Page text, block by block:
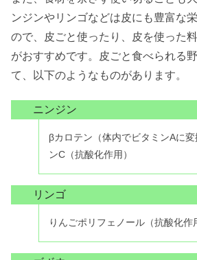
ンジンやリンゴなどは皮にも豊富な
ので、皮ごと使ったり、皮を使った
がおすすめです。皮ごと食べられる
て、以下のようなものがあります。
ニンジン
βカロテン（体内でビタミンAに
ンC（抗酸化作用）
リンゴ
りんごポリフェノール（抗酸化作